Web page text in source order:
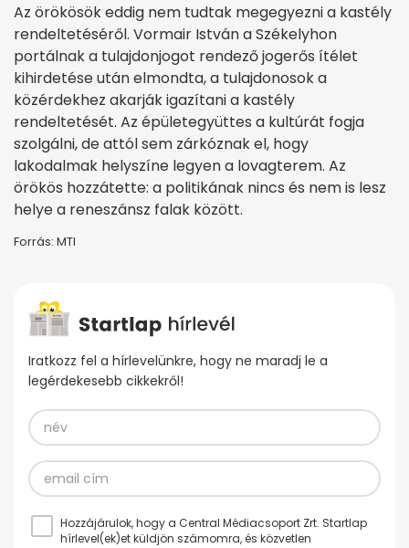
Az örökösök eddig nem tudtak megegyezni a kastély
rendeltetéséről. Vormair István a Székelyhon
portálnak a tulajdonjogot rendező jogerős ítélet
kihirdetése után elmondta, a tulajdonosok a
közérdekhez akarják igazítani a kastély
rendeltetését. Az épületegyüttes a kultúrát fogja
szolgálni, de attól sem zárkóznak el, hogy
lakodalmak helyszíne legyen a lovagterem. Az
örökös hozzátette: a politikának nincs és nem is lesz
helye a reneszánsz falak között.
Forrás: MTI
Iratkozz fel a hírlevelünkre, hogy ne maradj le a
legérdekesebb cikkekről!
Hozzájárulok, hogy a Central Médiacsoport Zrt. Startlap
hírlevel(ek)et küldjön számomra, és közvetlen